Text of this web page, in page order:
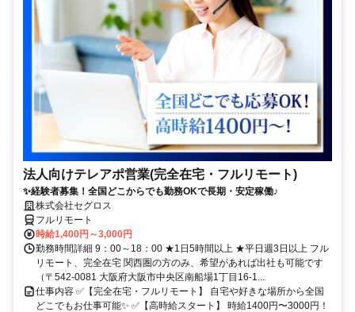
法人向けテレアポ営業(完全在宅・フルリモート)
✨経験者募集！全国どこからでも勤務OKで長期・安定稼働♪
株式会社セグロス
フルリモート
時給1,400円～3,000円
勤務時間詳細 9：00～18：00 ★1日5時間以上 ★平日週3日以上 フル
リモート、完全在宅 関西圏の方のみ、希望があれば出社も可能です
（〒542-0081 大阪府大阪市中央区南船場1丁目16-1...
仕事内容 ✅【完全在宅・フルリモート】 自宅や好きな場所から全国
どこでもお仕事可能✨ ✅【高時給スタート】 時給1400円〜3000円！